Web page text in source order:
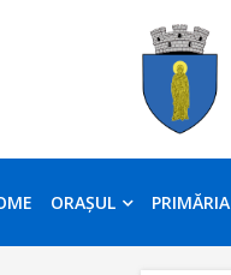
ORAȘUL PRIMĂRIA